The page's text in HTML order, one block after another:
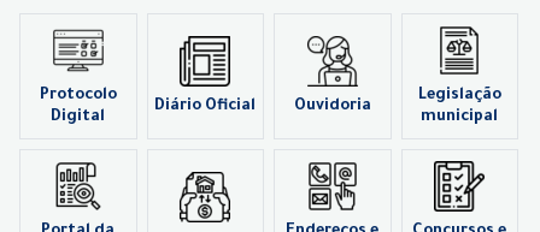
Protocolo
Digital
Diário Oficial Ouvidoria
Legislação
municipal